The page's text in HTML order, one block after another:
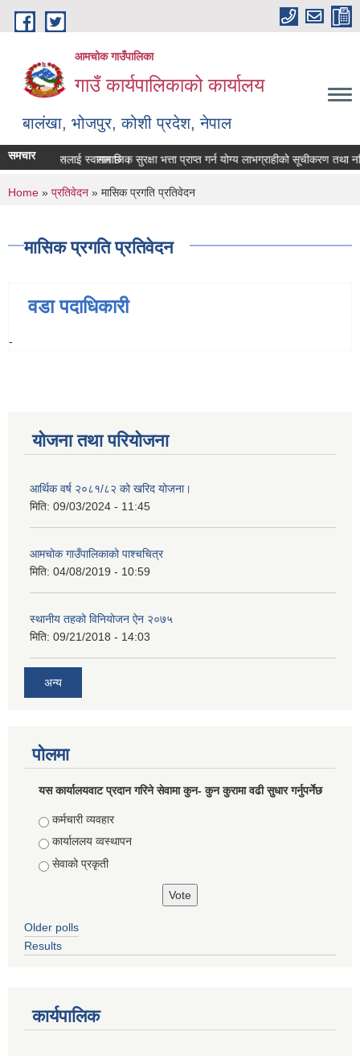
Skip to main content
आमचोक गाउँपालिका
गाउँ कार्यपालिकाको कार्यालय
बालंखा, भोजपुर, कोशी प्रदेश, नेपाल
मा यहाँहरुलाई स्वागत छ ।
समचार
गर्ने सम्बन्धमा। सामाजिक सुरक्षा भत्ता प्राप्‍त गर्न योग्य लाभग्राहीको सूचीकरण तथा
You are here
Home » प्रतिवेदन » मासिक प्रगति प्रतिवेदन
मासिक प्रगति प्रतिवेदन
वडा पदाधिकारी
-
योजना तथा परियोजना
आर्थिक वर्ष २०८१/८२ को खरिद योजना।
मिति: 09/03/2024 - 11:45
आमचोक गाउँपालिकाको पाश्चचित्र
मिति: 04/08/2019 - 10:59
स्थानीय तहको विनियोजन ऐन २०७५
मिति: 09/21/2018 - 14:03
अन्य
पोलमा
यस कार्यालयवाट प्रदान गरिने सेवामा कुन- कुन कुरामा वढी सुधार गर्नुपर्नेछ
Choices
कर्मचारी व्यवहार
कार्याललय व्वस्थापन
सेवाको प्रकृती
Older polls
Results
कार्यपालिक